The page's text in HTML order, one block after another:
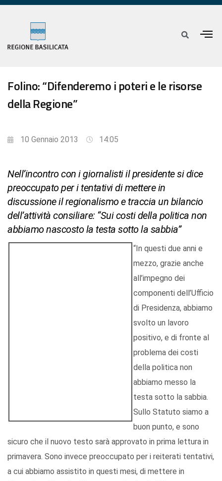
Folino: “Difenderemo i poteri e le risorse
della Regione”
10 Gennaio 2013 14:05
Nell’incontro con i giornalisti il presidente si dice
preoccupato per i tentativi di mettere in
discussione il regionalismo e traccia un bilancio
dell’attività consiliare: “Sui costi della politica non
abbiamo nascosto la testa sotto la sabbia”
“In questi due anni e
mezzo, grazie anche
all’impegno dei
componenti dell’Ufficio
di Presidenza, abbiamo
svolto un lavoro
positivo, e di fronte al
problema dei costi
della politica non
abbiamo messo la
testa sotto la sabbia.
Sullo Statuto siamo a
buon punto, e sono
sicuro che il nuovo testo sarà approvato in prima lettura in
primavera. Sono invece preoccupato per i reiterati tentativi,
a cui abbiamo assistito in questi mesi, di mettere in